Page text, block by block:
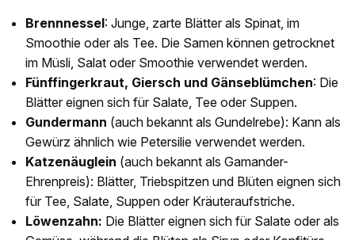
Brennnessel: Junge, zarte Blätter als Spinat, im
Smoothie oder als Tee. Die Samen können getrocknet
im Müsli, Salat oder Smoothie verwendet werden.
Fünffingerkraut, Giersch und Gänseblümchen: Die
Blätter eignen sich für Salate, Tee oder Suppen.
Gundermann (auch bekannt als Gundelrebe): Kann als
Gewürz ähnlich wie Petersilie verwendet werden.
Katzenäuglein (auch bekannt als Gamander-
Ehrenpreis): Blätter, Triebspitzen und Blüten eignen sich
für Tee, Salate, Suppen oder Kräuteraufstriche.
Löwenzahn: Die Blätter eignen sich für Salate oder als